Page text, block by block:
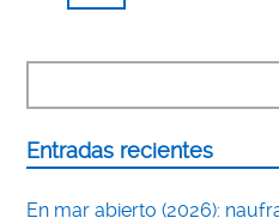
Entradas recientes
En mar abierto (2026):